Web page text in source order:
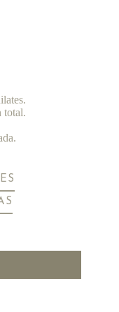
total.